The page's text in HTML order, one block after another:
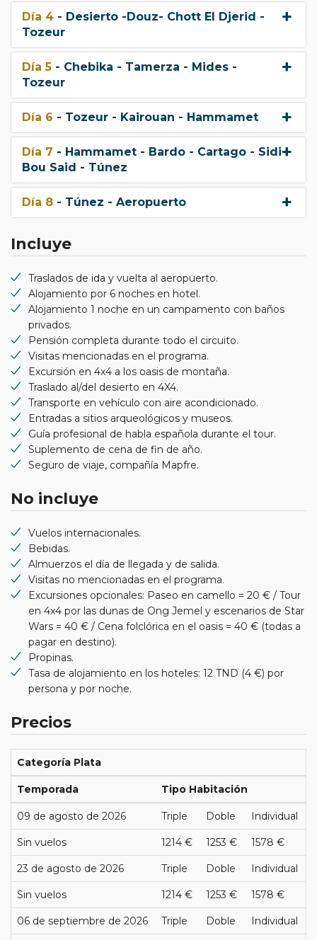
Día 4 - Desierto -Douz- Chott El Djerid -
Tozeur
Día 5 - Chebika - Tamerza - Mides -
Tozeur
Día 6 - Tozeur - Kairouan - Hammamet
Día 7 - Hammamet - Bardo - Cartago - Sidi
Bou Said - Túnez
Día 8 - Túnez - Aeropuerto
Incluye
Traslados de ida y vuelta al aeropuerto.
Alojamiento por 6 noches en hotel.
Alojamiento 1 noche en un campamento con baños
privados.
Pensión completa durante todo el circuito.
Visitas mencionadas en el programa.
Excursión en 4x4 a los oasis de montaña.
Traslado al/del desierto en 4X4.
Transporte en vehículo con aire acondicionado.
Entradas a sitios arqueológicos y museos.
Guía profesional de habla española durante el tour.
Suplemento de cena de fin de año.
Seguro de viaje, compañía Mapfre.
No incluye
Vuelos internacionales.
Bebidas.
Almuerzos el día de llegada y de salida.
Visitas no mencionadas en el programa.
Excursiones opcionales: Paseo en camello = 20 € / Tour
en 4x4 por las dunas de Ong Jemel y escenarios de Star
Wars = 40 € / Cena folclórica en el oasis = 40 € (todas a
pagar en destino).
Propinas.
Tasa de alojamiento en los hoteles: 12 TND (4 €) por
persona y por noche.
Precios
Categoría Plata
Temporada Tipo Habitación
09 de agosto de 2026 Triple Doble Individual
Sin vuelos 1214 € 1253 € 1578 €
23 de agosto de 2026 Triple Doble Individual
Sin vuelos 1214 € 1253 € 1578 €
06 de septiembre de 2026 Triple Doble Individual